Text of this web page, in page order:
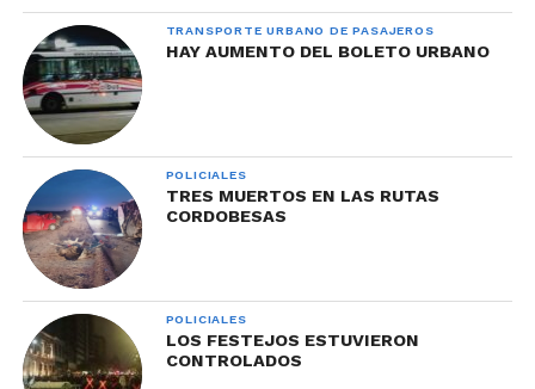
TRANSPORTE URBANO DE PASAJEROS
HAY AUMENTO DEL BOLETO URBANO
POLICIALES
TRES MUERTOS EN LAS RUTAS
CORDOBESAS
POLICIALES
LOS FESTEJOS ESTUVIERON
CONTROLADOS